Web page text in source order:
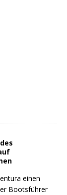
einen
Bootsführer